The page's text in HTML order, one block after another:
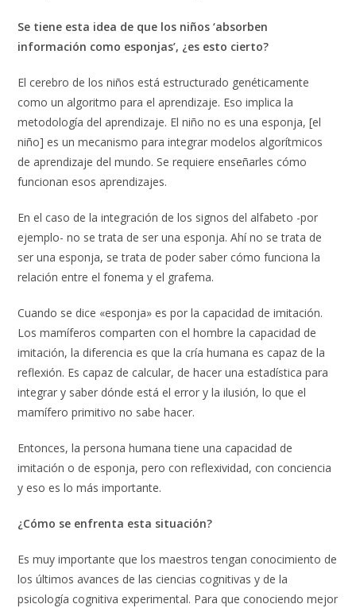
Se tiene esta idea de que los niños ‘absorben
información como esponjas’, ¿es esto cierto?
El cerebro de los niños está estructurado genéticamente
como un algoritmo para el aprendizaje. Eso implica la
metodología del aprendizaje. El niño no es una esponja, [el
niño] es un mecanismo para integrar modelos algorítmicos
de aprendizaje del mundo. Se requiere enseñarles cómo
funcionan esos aprendizajes.
En el caso de la integración de los signos del alfabeto -por
ejemplo- no se trata de ser una esponja. Ahí no se trata de
ser una esponja, se trata de poder saber cómo funciona la
relación entre el fonema y el grafema.
Cuando se dice «esponja» es por la capacidad de imitación.
Los mamíferos comparten con el hombre la capacidad de
imitación, la diferencia es que la cría humana es capaz de la
reflexión. Es capaz de calcular, de hacer una estadística para
integrar y saber dónde está el error y la ilusión, lo que el
mamífero primitivo no sabe hacer.
Entonces, la persona humana tiene una capacidad de
imitación o de esponja, pero con reflexividad, con conciencia
y eso es lo más importante.
¿Cómo se enfrenta esta situación?
Es muy importante que los maestros tengan conocimiento de
los últimos avances de las ciencias cognitivas y de la
psicología cognitiva experimental. Para que conociendo mejor